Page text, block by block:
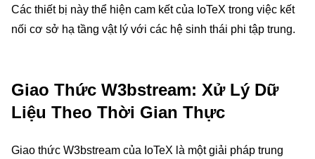
Các thiết bị này thể hiện cam kết của IoTeX trong việc kết
nối cơ sở hạ tầng vật lý với các hệ sinh thái phi tập trung.
Giao Thức W3bstream: Xử Lý Dữ
Liệu Theo Thời Gian Thực
Giao thức W3bstream của IoTeX là một giải pháp trung